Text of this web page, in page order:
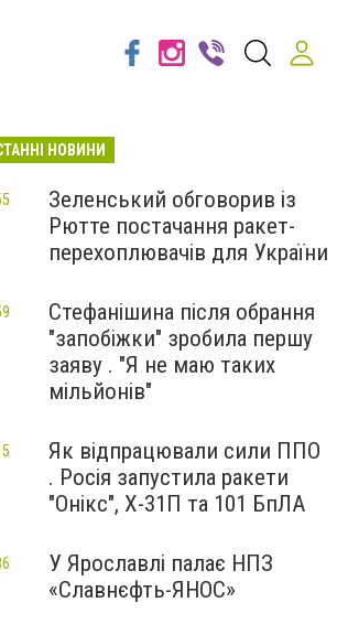
НОВИНИ
Зеленський обговорив із
Рютте постачання ракет-
перехоплювачів для України
Стефанішина після обрання
"запобіжки" зробила першу
заяву . "Я не маю таких
мільйонів"
Як відпрацювали сили ППО
. Росія запустила ракети
"Онікс", Х-31П та 101 БпЛА
У Ярославлі палає НПЗ
«Славнєфть-ЯНОС»